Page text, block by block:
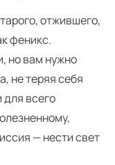
отжившего,
феникс.
но вам нужно
не теряя себя
всего
— нести свет